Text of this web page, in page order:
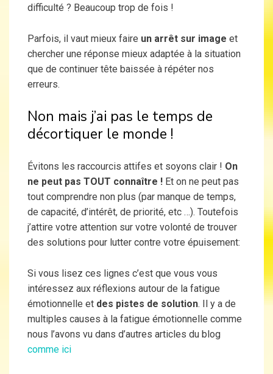
difficulté ? Beaucoup trop de fois !
Parfois, il vaut mieux faire un arrêt sur image et
chercher une réponse mieux adaptée à la situation
que de continuer tête baissée à répéter nos
erreurs.
Non mais j’ai pas le temps de
décortiquer le monde !
Évitons les raccourcis attifes et soyons clair ! On
ne peut pas TOUT connaître ! Et on ne peut pas
tout comprendre non plus (par manque de temps,
de capacité, d’intérêt, de priorité, etc …). Toutefois
j’attire votre attention sur votre volonté de trouver
des solutions pour lutter contre votre épuisement:
Si vous lisez ces lignes c’est que vous vous
intéressez aux réflexions autour de la fatigue
émotionnelle et des pistes de solution. Il y a de
multiples causes à la fatigue émotionnelle comme
nous l’avons vu dans d’autres articles du blog
comme ici